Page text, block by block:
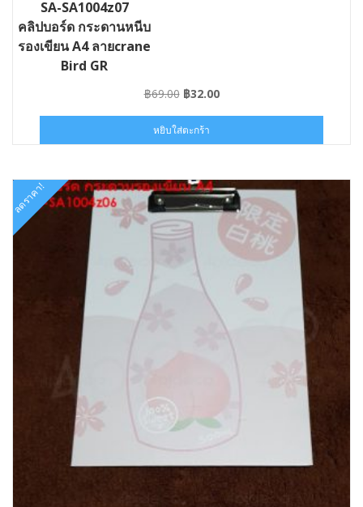
SA-SA1004z07
คลิปบอร์ด กระดานหนีบ
รองเขียน A4 ลายcrane
Bird GR
฿69.00 Original
was:
฿69.00.
฿32.00Current
฿32.00.
หยิบใส่ตะกร้า
ลดราคา!